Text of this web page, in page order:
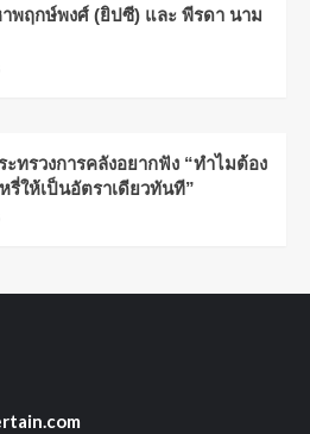
พฤกษ์พงศ์ (ยิปซี) และ พีรดา นาม
ทรวงการคลังอยากฟัง “ทำไมต้อง
รี่ให้เป็นอัตราเดียวทันที”